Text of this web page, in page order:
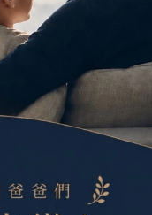
，建議定期更換。